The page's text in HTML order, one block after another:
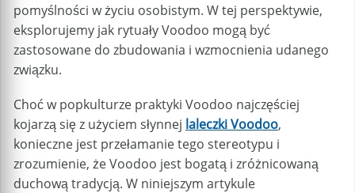
pomyślności w życiu osobistym. W tej perspektywie,
eksplorujemy jak rytuały Voodoo mogą być
zastosowane do zbudowania i wzmocnienia udanego
związku.
Choć w popkulturze praktyki Voodoo najczęściej
kojarzą się z użyciem słynnej laleczki Voodoo,
konieczne jest przełamanie tego stereotypu i
zrozumienie, że Voodoo jest bogatą i zróżnicowaną
duchową tradycją. W niniejszym artykule